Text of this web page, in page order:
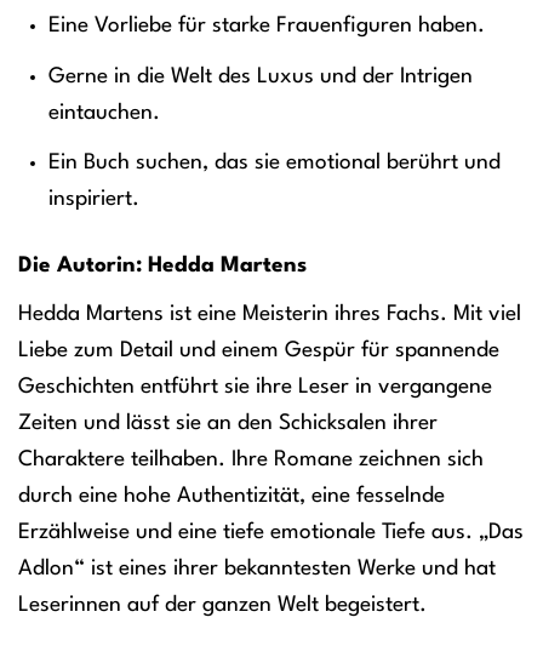
Eine Vorliebe für starke Frauenfiguren haben.
Gerne in die Welt des Luxus und der Intrigen
eintauchen.
Ein Buch suchen, das sie emotional berührt und
inspiriert.
Die Autorin: Hedda Martens
Hedda Martens ist eine Meisterin ihres Fachs. Mit viel
Liebe zum Detail und einem Gespür für spannende
Geschichten entführt sie ihre Leser in vergangene
Zeiten und lässt sie an den Schicksalen ihrer
Charaktere teilhaben. Ihre Romane zeichnen sich
durch eine hohe Authentizität, eine fesselnde
Erzählweise und eine tiefe emotionale Tiefe aus. „Das
Adlon“ ist eines ihrer bekanntesten Werke und hat
Leserinnen auf der ganzen Welt begeistert.